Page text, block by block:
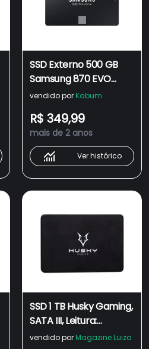
SSD Externo 500 GB
Samsung 870 EVO
Series, 2.5", SATA III,
Gravação: 530MB/s,
Preto - MZ-77E500E
vendido por Kabum
R$ 349,99
mais de 2 anos
Ver histórico
SSD 1 TB Husky Gaming,
SATA III, Leitura:
550MB/s e Gravação:
vendido por Magazine Luiza